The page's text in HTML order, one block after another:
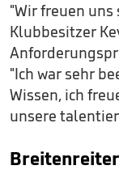
"Wir freuen uns
Klubbesitzer
"Ich war sehr
Wissen, ich
unsere